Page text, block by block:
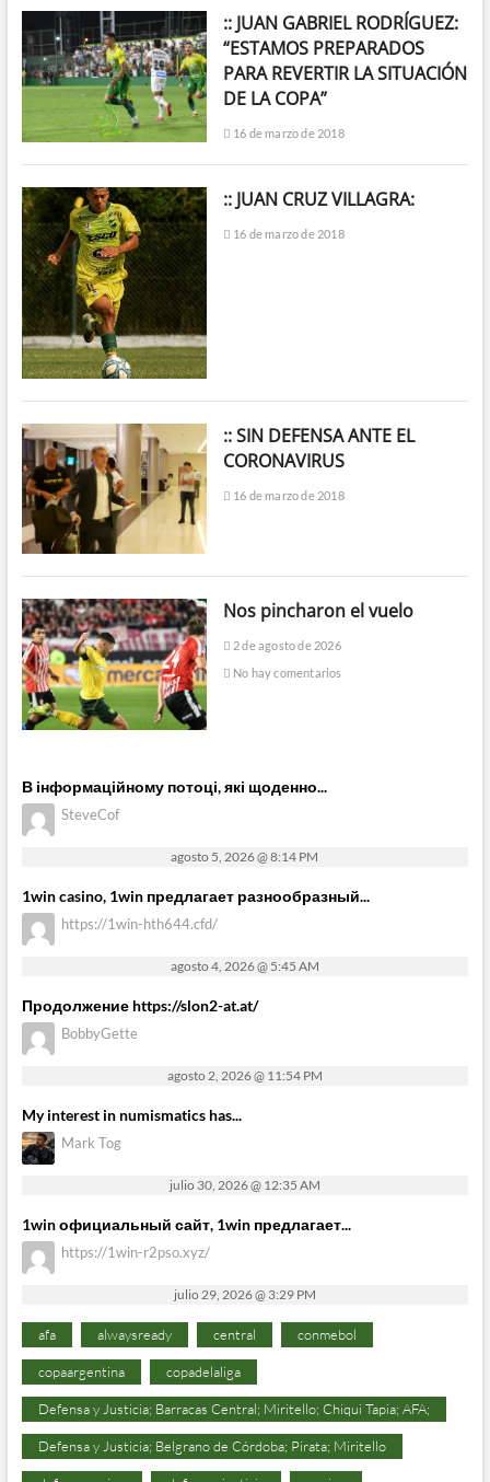
:: JUAN GABRIEL RODRÍGUEZ:
“ESTAMOS PREPARADOS
PARA REVERTIR LA SITUACIÓN
DE LA COPA”
16 de marzo de 2018
:: JUAN CRUZ VILLAGRA:
16 de marzo de 2018
:: SIN DEFENSA ANTE EL
CORONAVIRUS
16 de marzo de 2018
Nos pincharon el vuelo
2 de agosto de 2026
No hay comentarios
В інформаційному потоці, які щоденно...
SteveCof
agosto 5, 2026 @ 8:14 PM
1win casino, 1win предлагает разнообразный...
https://1win-hth644.cfd/
agosto 4, 2026 @ 5:45 AM
Продолжение https://slon2-at.at/
BobbyGette
agosto 2, 2026 @ 11:54 PM
My interest in numismatics has...
Mark Tog
julio 30, 2026 @ 12:35 AM
1win официальный сайт, 1win предлагает...
https://1win-r2pso.xyz/
julio 29, 2026 @ 3:29 PM
afa alwaysready central conmebol
copaargentina copadelaliga
Defensa y Justicia; Barracas Central; Miritello; Chiqui Tapia; AFA;
Defensa y Justicia; Belgrano de Córdoba; Pirata; Miritello